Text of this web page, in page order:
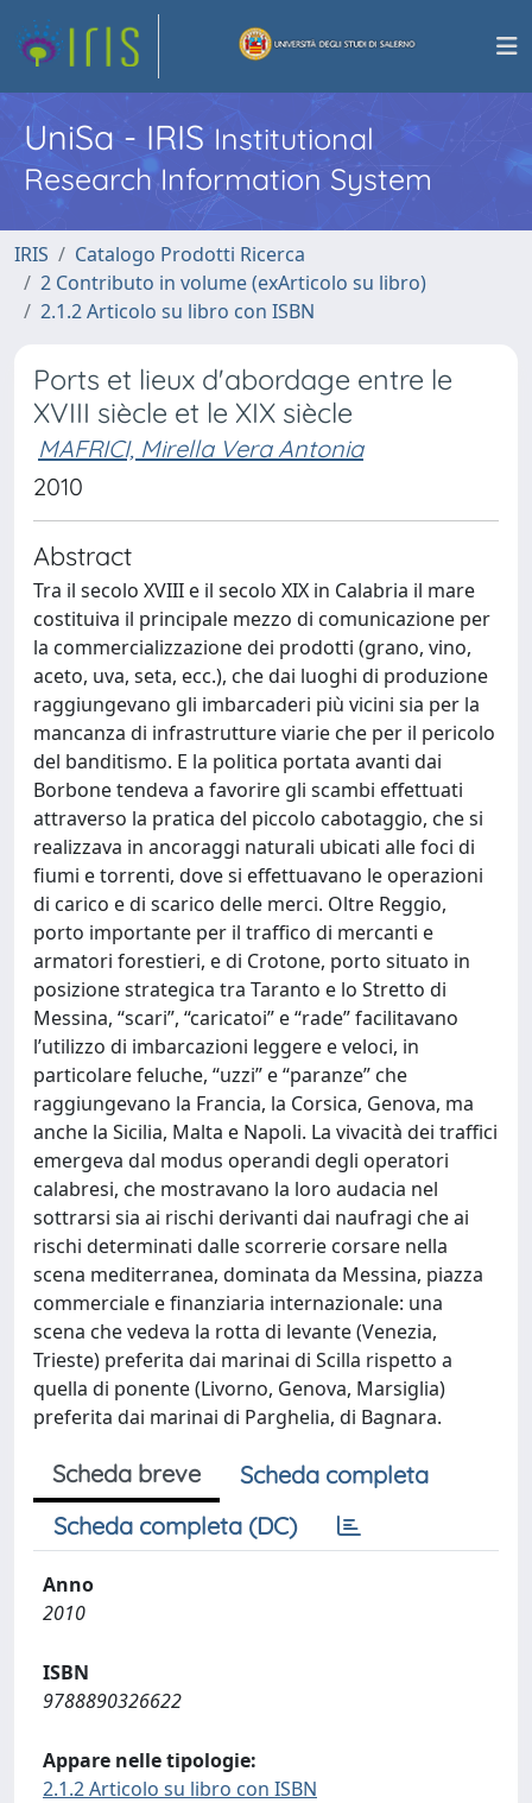
UniSa - IRISInstitutional
Research Information System
IRIS
Catalogo Prodotti Ricerca
2 Contributo in volume (exArticolo su libro)
2.1.2 Articolo su libro con ISBN
Ports et lieux d'abordage entre le
XVIII siècle et le XIX siècle
MAFRICI, Mirella Vera Antonia
2010
Abstract
Tra il secolo XVIII e il secolo XIX in Calabria il mare
costituiva il principale mezzo di comunicazione per
la commercializzazione dei prodotti (grano, vino,
aceto, uva, seta, ecc.), che dai luoghi di produzione
raggiungevano gli imbarcaderi più vicini sia per la
mancanza di infrastrutture viarie che per il pericolo
del banditismo. E la politica portata avanti dai
Borbone tendeva a favorire gli scambi effettuati
attraverso la pratica del piccolo cabotaggio, che si
realizzava in ancoraggi naturali ubicati alle foci di
fiumi e torrenti, dove si effettuavano le operazioni
di carico e di scarico delle merci. Oltre Reggio,
porto importante per il traffico di mercanti e
armatori forestieri, e di Crotone, porto situato in
posizione strategica tra Taranto e lo Stretto di
Messina, “scari”, “caricatoi” e “rade” facilitavano
l’utilizzo di imbarcazioni leggere e veloci, in
particolare feluche, “uzzi” e “paranze” che
raggiungevano la Francia, la Corsica, Genova, ma
anche la Sicilia, Malta e Napoli. La vivacità dei traffici
emergeva dal modus operandi degli operatori
calabresi, che mostravano la loro audacia nel
sottrarsi sia ai rischi derivanti dai naufragi che ai
rischi determinati dalle scorrerie corsare nella
scena mediterranea, dominata da Messina, piazza
commerciale e finanziaria internazionale: una
scena che vedeva la rotta di levante (Venezia,
Trieste) preferita dai marinai di Scilla rispetto a
quella di ponente (Livorno, Genova, Marsiglia)
preferita dai marinai di Parghelia, di Bagnara.
Scheda breve
Scheda completa
Scheda completa (DC)
Anno
2010
ISBN
9788890326622
Appare nelle tipologie:
2.1.2 Articolo su libro con ISBN